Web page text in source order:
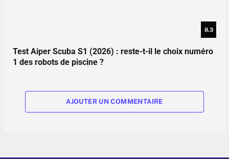
8.3
Test Aiper Scuba S1 (2026) : reste-t-il le choix numéro
1 des robots de piscine ?
AJOUTER UN COMMENTAIRE